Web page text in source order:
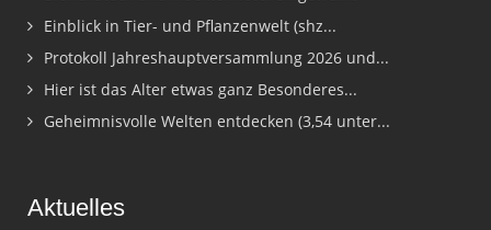
Einblick in Tier- und Pflanzenwelt (shz...
Protokoll Jahreshauptversammlung 2026 und...
Hier ist das Alter etwas ganz Besonderes...
Geheimnisvolle Welten entdecken (3,54 unter...
Aktuelles